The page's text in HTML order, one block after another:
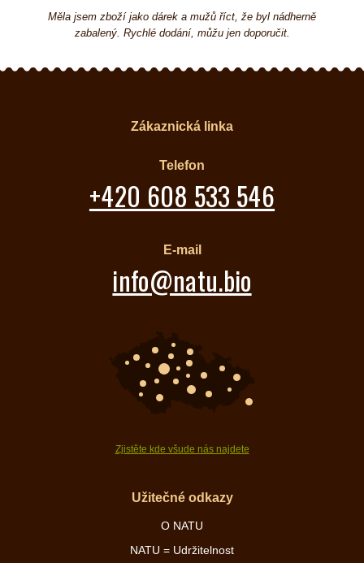
Měla jsem zboží jako dárek a mužů říct, že byl nádherně
zabalený. Rychlé dodání, můžu jen doporučit.
Zákaznická linka
Telefon
+420 608 533 546
E-mail
info@natu.bio
Zjistěte kde všude nás najdete
Užitečné odkazy
O NATU
NATU = Udržitelnost